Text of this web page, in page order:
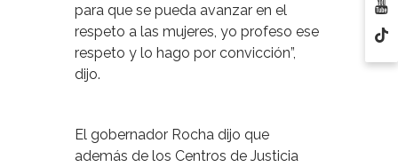
para que se pueda avanzar en el
respeto a las mujeres, yo profeso ese
respeto y lo hago por convicción”,
dijo.
El gobernador Rocha dijo que
además de los Centros de Justicia